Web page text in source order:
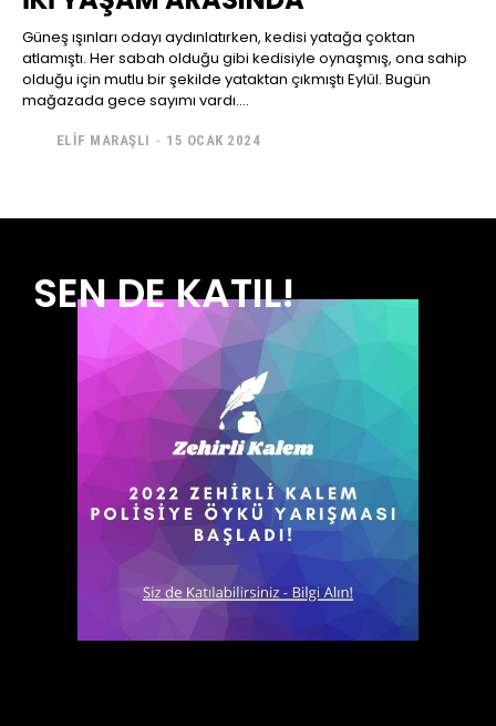
Güneş ışınları odayı aydınlatırken, kedisi yatağa çoktan
atlamıştı. Her sabah olduğu gibi kedisiyle oynaşmış, ona sahip
olduğu için mutlu bir şekilde yataktan çıkmıştı Eylül. Bugün
mağazada gece sayımı vardı....
ELIF MARAŞLI - 15 OCAK 2024
SEN DE KATIL!